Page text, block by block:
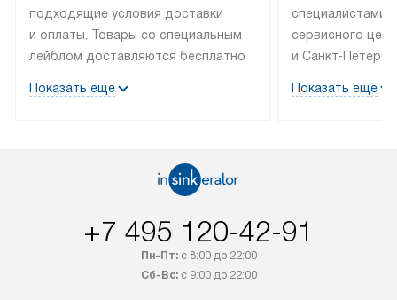
подходящие условия доставки
и оплаты. Товары со специальным
лейблом доставляются бесплатно
до подъезда, выезд за МКАД
быть отгружен покупателю
в течение трех дней. Доставка
регионы осуществляется через
100% предоплаты наша компания
Показать ещё
специалистами
сервисного
и Санкт-
подключается
подключения к
Показать ещё
+7 495 120-42-91
Пн-Пт:с 8:00 до 22:00
Сб-Вс:с 9:00 до 22:00